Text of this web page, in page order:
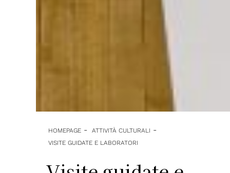
HOMEPAGE - ATTIVITÀ CULTURALI -
VISITE GUIDATE E LABORATORI